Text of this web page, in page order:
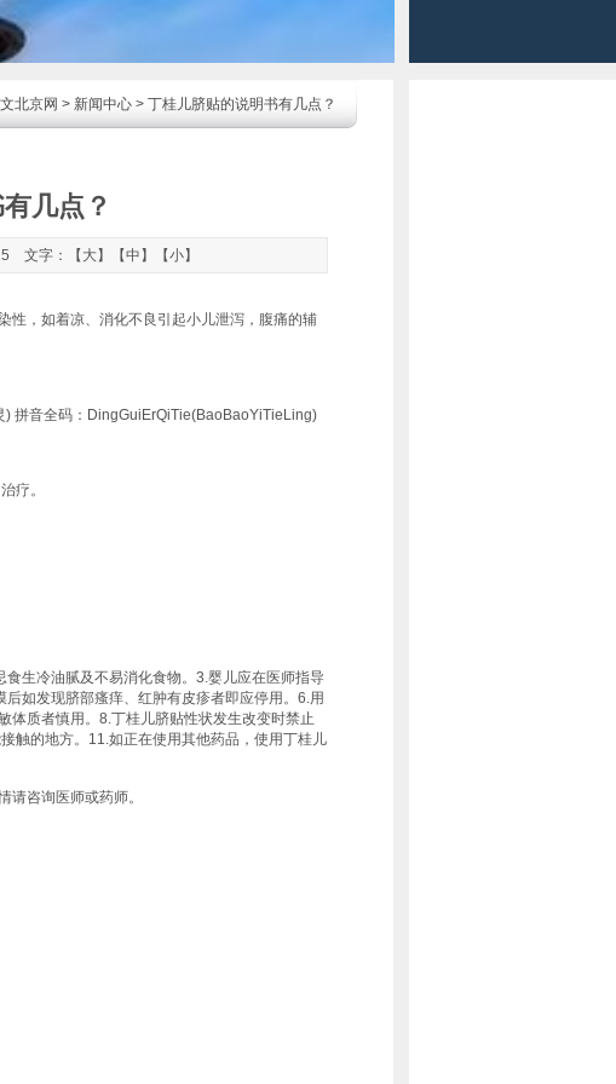
北京网 > 新闻中心 > 丁桂儿脐贴的说明书有几点？
几点？
文字：【 大】【中 】【小】
性，如着凉、消化不良引起小儿泄泻，腹痛的辅
) 拼音全码：DingGuiErQiTie(BaoBaoYiTieLing)
疗。
生冷油腻及不易消化食物。3.婴儿应在医师指导
如发现脐部瘙痒、红肿有皮疹者即应停用。6.用
体质者慎用。8.丁桂儿脐贴性状发生改变时禁止
触的地方。11.如正在使用其他药品，使用丁桂儿
请咨询医师或药师。